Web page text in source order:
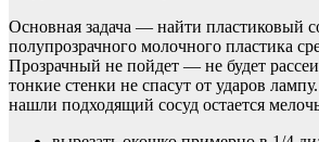
Основная задача — найти пластиковый
полупрозрачного молочного пластика
Прозрачный не пойдет — не будет
тонкие стенки не спасут от ударов
нашли подходящий сосуд остается